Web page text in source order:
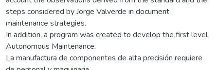
steps considered by Jorge Valverde in document
maintenance strategies.
In addition, a program was created to develop the first level
Autonomous Maintenance.
La manufactura de componentes de alta precisión requiere